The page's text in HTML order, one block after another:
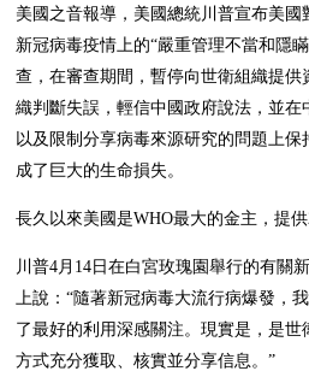
美國之音報導，美國總統川普宣布美
新冠病毒疫情上的“嚴重管理不當和隱
查，在審查期間，暫停向世衛組織提
織判斷失誤，輕信中國政府說法，並
以及限制分享病毒來源研究的問題上
成了巨大的生命損失。
長久以來美國是WHO最大的金主，提
川普4月14日在白宮玫瑰園舉行的有關
上說：“隨著新冠病毒大流行病爆發，
了最好的利用深感關注。現實是，是
方式充分獲取、核實並分享信息。”